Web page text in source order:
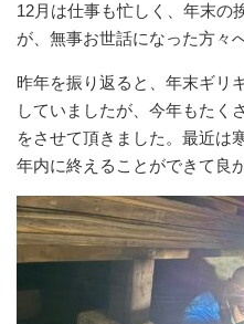
12月は仕事も忙しく、年末の
が、無事お世話になった方々
昨年を振り返ると、年末ギリ
していましたが、今年もたく
をさせて頂きました。最近は
年内に終えることができて良